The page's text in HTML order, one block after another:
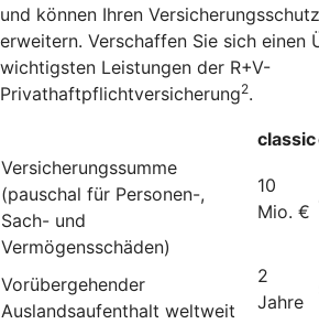
und können Ihren
erweitern. Verschaffen Sie sich einen
wichtigsten Leistungen der R+V-
Privathaftpflichtversicherung2.
classic
Versicherungssumme
(pauschal für Personen-,
Sach- und
Vermögensschäden)
10
Mio. €
Vorübergehender
Auslandsaufenthalt weltweit
2
Jahre